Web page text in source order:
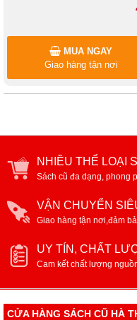
MUA NGAY
Giao hàng tận nơi
NHIỀU THỂ LOẠI
Sách cũ đa dạng, phong
VẬN CHUYỂN
Giao hàng tận nơi,đảm
UY TÍN, CHẤT
Cam kết chất lượng
CỬA HÀNG SÁCH CŨ HÀ